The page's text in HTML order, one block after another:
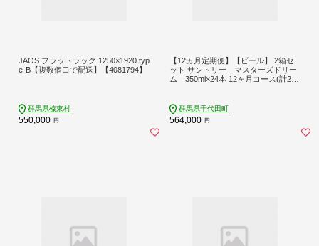
JAOS フラットラック 1250×1920 typ
e-B【複数個口で配送】【4081794】
群馬県榛東村
550,000 円
【12ヵ月定期便】【ビール】 2箱セ
ット サントリー マスターズドリー
ム 350ml×24本 12ヶ月コース(計24
群馬県千代田町
564,000 円